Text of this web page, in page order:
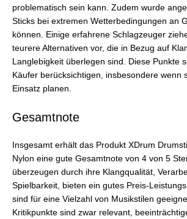
problematisch sein kann. Zudem wurde
Sticks bei extremen Wetterbedingungen an
können. Einige erfahrene Schlagzeuger
teurere Alternativen vor, die in Bezug auf
Langlebigkeit überlegen sind. Diese Punkte
Käufer berücksichtigen, insbesondere wenn
Einsatz planen.
Gesamtnote
Insgesamt erhält das Produkt XDrum
Nylon eine gute Gesamtnote von 4 von 5
überzeugen durch ihre Klangqualität,
Spielbarkeit, bieten ein gutes Preis-
sind für eine Vielzahl von Musikstilen
Kritikpunkte sind zwar relevant,